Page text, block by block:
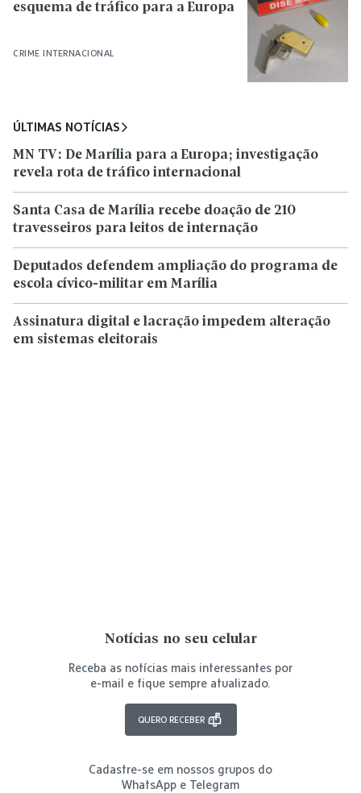
CRIME INTERNACIONAL
esquema de tráfico para a Europa
ÚLTIMAS NOTÍCIAS
MN TV: De Marília para a Europa; investigação
revela rota de tráfico internacional
Santa Casa de Marília recebe doação de 210
travesseiros para leitos de internação
Deputados defendem ampliação do programa de
escola cívico-militar em Marília
Assinatura digital e lacração impedem alteração
em sistemas eleitorais
Notícias no seu celular
Receba as notícias mais interessantes por
e-mail e fique sempre atualizado.
QUERO RECEBER
Cadastre-se em nossos grupos do
WhatsApp e Telegram